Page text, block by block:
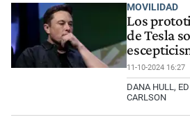
MOVILIDAD
Los
de Tesla
11-10-2024 16:27
DANA HULL,
CARLSON